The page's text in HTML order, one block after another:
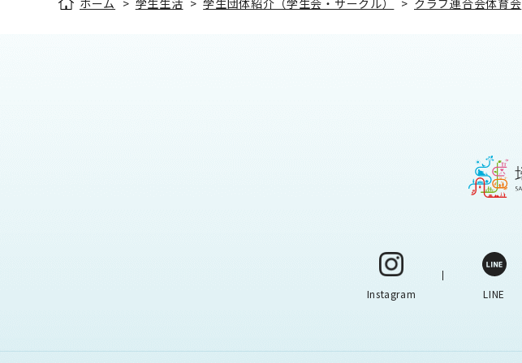
ホーム > 学生生活 >学生団体紹介（学生会・サークル） > クラブ連合会体育会
Instagram LINE